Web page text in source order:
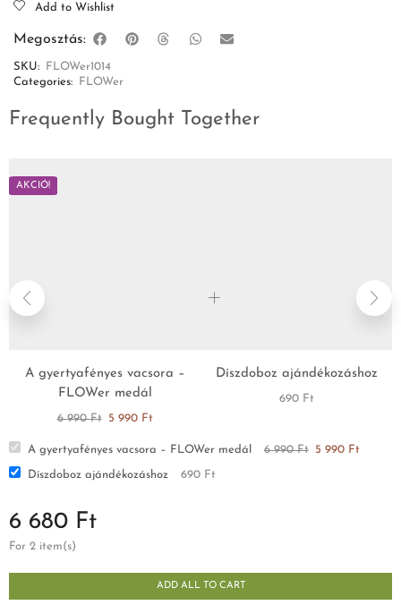
Add to Wishlist
Megosztás:
SKU:
FLOWer1014
Categories:
FLOWer
Frequently Bought Together
AKCIÓ!
A gyertyafényes vacsora –
FLOWer medál
6 990Ft 5 990 Ft
Díszdoboz ajándékozáshoz
690 Ft
A gyertyafényes vacsora – FLOWer medál 6 990Ft 5 990 Ft
Díszdoboz ajándékozáshoz 690 Ft
6 680 Ft
For 2 item(s)
ADD ALL TO CART